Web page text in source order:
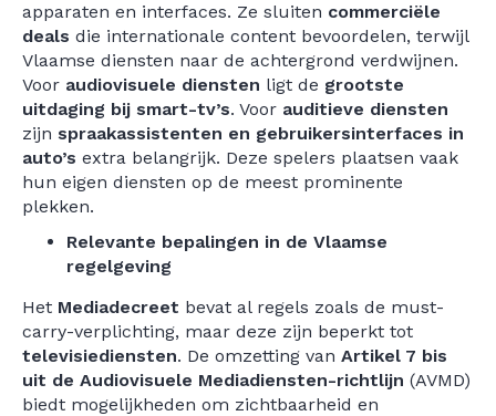
apparaten en interfaces. Ze sluiten commerciële
deals die internationale content bevoordelen, terwijl
Vlaamse diensten naar de achtergrond verdwijnen.
Voor audiovisuele diensten ligt de grootste
uitdaging bij smart-tv’s. Voor auditieve diensten
zijn spraakassistenten en gebruikersinterfaces in
auto’s extra belangrijk. Deze spelers plaatsen vaak
hun eigen diensten op de meest prominente
plekken.
Relevante bepalingen in de Vlaamse
regelgeving
Het Mediadecreet bevat al regels zoals de must-
carry-verplichting, maar deze zijn beperkt tot
televisiediensten. De omzetting van Artikel 7 bis
uit de Audiovisuele Mediadiensten-richtlijn (AVMD)
biedt mogelijkheden om zichtbaarheid en